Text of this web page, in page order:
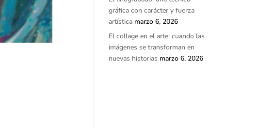
gráfica con carácter y fuerza
artística marzo 6, 2026
El collage en el arte: cuando las
imágenes se transforman en
nuevas historias marzo 6, 2026